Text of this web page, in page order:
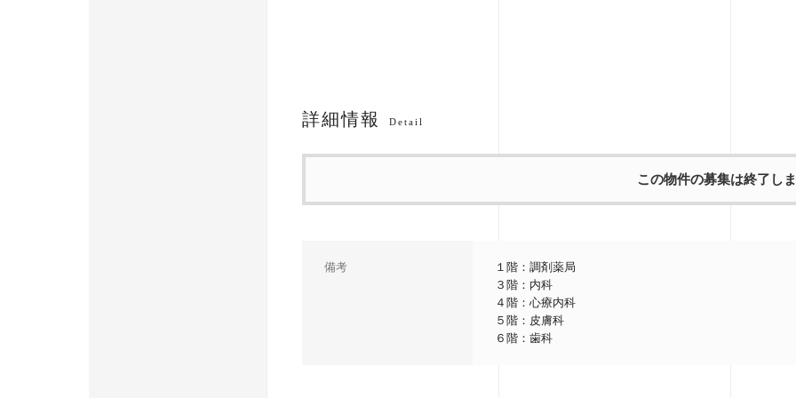
詳細情報 Detail
この物件の募集は終了し
備考
１階：調剤薬局
３階：内科
４階：心療内科
５階：皮膚科
６階：歯科